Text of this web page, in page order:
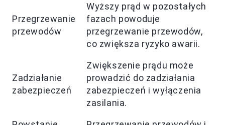
Przegrzewanie
przewodów
Wyższy prąd w pozostałych
fazach powoduje
przegrzewanie przewodów,
co zwiększa ryzyko awarii.
Zadziałanie
zabezpieczeń
Zwiększenie prądu może
prowadzić do zadziałania
zabezpieczeń i wyłączenia
zasilania.